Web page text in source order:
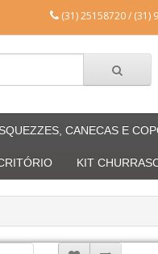
(31) 25158720 / (31)
SQUEZZES, CANECAS E
KIT